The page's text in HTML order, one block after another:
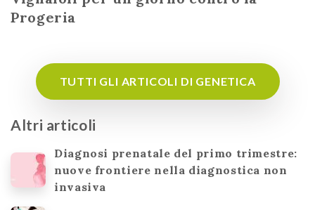
Progeria
TUTTI GLI ARTICOLI DI GENETICA
Altri articoli
Diagnosi prenatale del primo trimestre:
nuove frontiere nella diagnostica non
invasiva